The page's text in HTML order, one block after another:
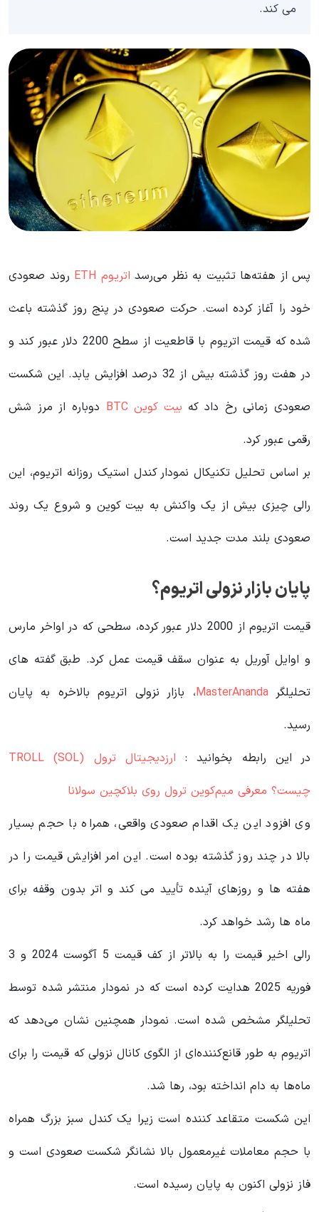
می کند.
پس از هفته‌ها تثبیت به نظر می‌رسد اتریوم ETH
روند صعودی
خود را آغاز کرده است. حرکت صعودی در پنج روز گذشته باعث
شده که قیمت اتریوم با قاطعیت از سطح 2200 دلار عبور کند و
در هفت روز گذشته بیش از 32 درصد افزایش یابد. این شکست
صعودی زمانی رخ داد که بیت کوین BTC
دوباره از مرز شش
رقمی عبور کرد.
بر اساس تحلیل تکنیکال نمودار کندل استیک روزانه اتریوم، این
رالی چیزی بیش از یک واکنش به بیت کوین و شروع یک روند
صعودی بلند مدت جدید است.
پایان بازار نزولی اتریوم؟
قیمت اتریوم از 2000 دلار عبور کرده، سطحی که در اواخر مارس
و اوایل آوریل به عنوان سقف قیمت عمل کرد. طبق گفته های
تحلیلگرMasterAnanda، بازار نزولی اتریوم بالاخره به پایان
رسید.
در این رابطه بخوانید‌ :
ارزدیجیتال ترول TROLL (SOL)
چیست؟ معرفی میم‌کوین ترول روی بلاکچین سولانا
وی افزود این یک اقدام صعودی واقعی، همراه با حجم بسیار
بالا در چند روز گذشته بوده است. این امر افزایش قیمت را در
هفته ها و روزهای آینده تأیید می کند و اتر بدون وقفه برای
ماه ها رشد خواهد کرد.
رالی اخیر قیمت را به بالاتر از کف قیمت‌ 5 آگوست 2024 و 3
فوریه 2025 هدایت کرده است که در نمودار منتشر شده توسط
تحلیلگر مشخص شده است. نمودار همچنین نشان می‌دهد که
اتریوم به طور قانع‌کننده‌ای از الگوی کانال نزولی که قیمت را برای
ماه‌ها به دام انداخته بود، رها شد.
این شکست متقاعد کننده است زیرا یک کندل سبز بزرگ همراه
با حجم معاملات غیرمعمول بالا نشانگر شکست صعودی است و
فاز نزولی اکنون به پایان رسیده است.